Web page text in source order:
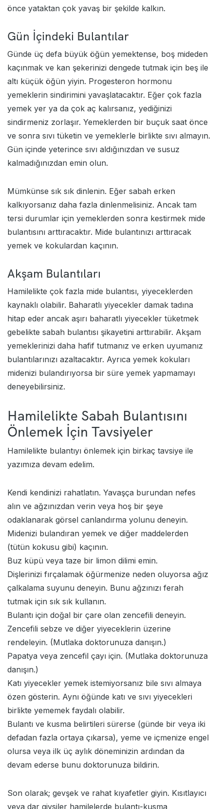
önce yataktan çok yavaş bir şekilde kalkın.
Gün İçindeki Bulantılar
Günde üç defa büyük öğün yemektense, boş mideden
kaçınmak ve kan şekerinizi dengede tutmak için beş ile
altı küçük öğün yiyin. Progesteron hormonu
yemeklerin sindirimini yavaşlatacaktır. Eğer çok fazla
yemek yer ya da çok aç kalırsanız, yediğinizi
sindirmeniz zorlaşır. Yemeklerden bir buçuk saat önce
ve sonra sıvı tüketin ve yemeklerle birlikte sıvı almayın.
Gün içinde yeterince sıvı aldığınızdan ve susuz
kalmadığınızdan emin olun.
Mümkünse sık sık dinlenin. Eğer sabah erken
kalkıyorsanız daha fazla dinlenmelisiniz. Ancak tam
tersi durumlar için yemeklerden sonra kestirmek mide
bulantısını arttıracaktır. Mide bulantınızı arttıracak
yemek ve kokulardan kaçının.
Akşam Bulantıları
Hamilelikte çok fazla mide bulantısı, yiyeceklerden
kaynaklı olabilir. Baharatlı yiyecekler damak tadına
hitap eder ancak aşırı baharatlı yiyecekler tüketmek
gebelikte sabah bulantısı şikayetini arttırabilir. Akşam
yemeklerinizi daha hafif tutmanız ve erken uyumanız
bulantılarınızı azaltacaktır. Ayrıca yemek kokuları
midenizi bulandırıyorsa bir süre yemek yapmamayı
deneyebilirsiniz.
Hamilelikte Sabah Bulantısını
Önlemek İçin Tavsiyeler
Hamilelikte bulantıyı önlemek için birkaç tavsiye ile
yazımıza devam edelim.
Kendi kendinizi rahatlatın. Yavaşça burundan nefes
alın ve ağzınızdan verin veya hoş bir şeye
odaklanarak görsel canlandırma yolunu deneyin.
Midenizi bulandıran yemek ve diğer maddelerden
(tütün kokusu gibi) kaçının.
Buz küpü veya taze bir limon dilimi emin.
Dişlerinizi fırçalamak öğürmenize neden oluyorsa ağız
çalkalama suyunu deneyin. Bunu ağzınızı ferah
tutmak için sık sık kullanın.
Bulantı için doğal bir çare olan zencefili deneyin.
Zencefili sebze ve diğer yiyeceklerin üzerine
rendeleyin. (Mutlaka doktorunuza danışın.)
Papatya veya zencefil çayı için. (Mutlaka doktorunuza
danışın.)
Katı yiyecekler yemek istemiyorsanız bile sıvı almaya
özen gösterin. Aynı öğünde katı ve sıvı yiyecekleri
birlikte yememek faydalı olabilir.
Bulantı ve kusma belirtileri sürerse (günde bir veya iki
defadan fazla ortaya çıkarsa), yeme ve içmenize engel
olursa veya ilk üç aylık döneminizin ardından da
devam ederse bunu doktorunuza bildirin.
Son olarak; gevşek ve rahat kıyafetler giyin. Kısıtlayıcı
veya dar giysiler hamilelerde bulantı-kusma